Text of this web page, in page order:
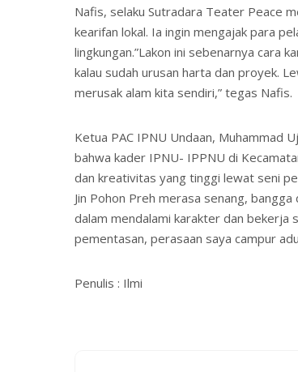
Nafis, selaku Sutradara Teater Peace
kearifan lokal. Ia ingin mengajak para
lingkungan.”Lakon ini sebenarnya cara
kalau sudah urusan harta dan proyek.
merusak alam kita sendiri,” tegas Nafis.
Ketua PAC IPNU Undaan, Muhammad
bahwa kader IPNU- IPPNU di
dan kreativitas yang tinggi lewat seni
Jin Pohon Preh merasa senang,
dalam mendalami karakter dan bekerja
pementasan, perasaan saya campur
Penulis : Ilmi